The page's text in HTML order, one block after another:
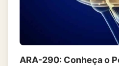
ARA-290: Conheça o